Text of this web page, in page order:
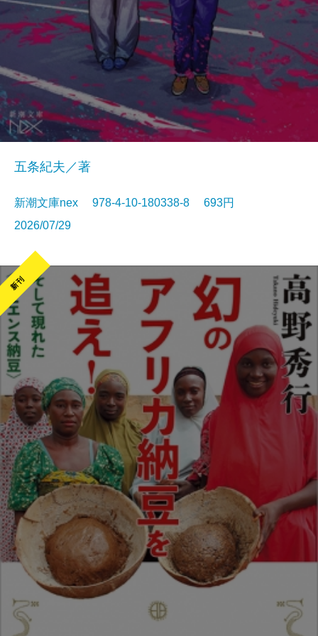
五条紀夫／著
新潮文庫nex 978-4-10-180338-8 693円
2026/07/29
新刊